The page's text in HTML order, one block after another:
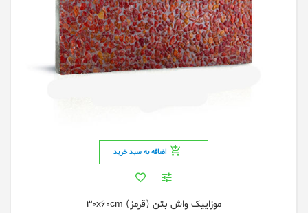
اضافه به سبد خرید
موزاییک واش بتن (قرمز) 30x60cm